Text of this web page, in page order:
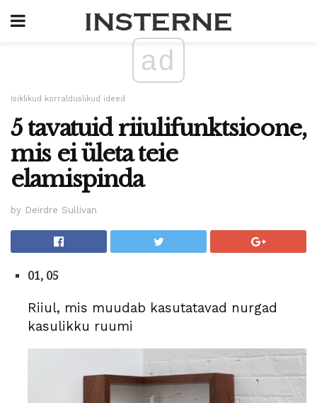
ad
Isiklikud korralduslikud ideed
5 tavatuid riiulifunktsioone,
mis ei ületa teie
elamispinda
by Deirdre Sullivan
01, 05
Riiul, mis muudab kasutatavad nurgad
kasulikku ruumi